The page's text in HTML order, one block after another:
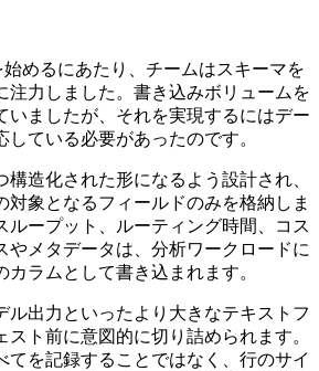
始めるにあたり、チームはスキーマを
注力しました。書き込みボリュームを
いましたが、それを実現するにはデー
している必要があったのです。
構造化された形になるよう設計され、
対象となるフィールドのみを格納しま
ループット、ルーティング時間、コス
やメタデータは、分析ワークロードに
ラムとして書き込まれます。
ル出力といったより大きなテキストフ
スト前に意図的に切り詰められます。
てを記録することではなく、行のサイ